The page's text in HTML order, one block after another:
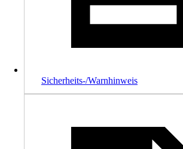
Sicherheits-/Warnhinweis